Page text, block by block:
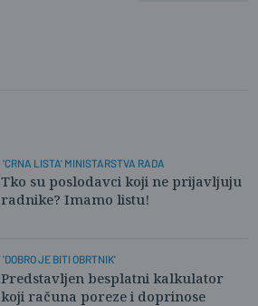
'CRNA LISTA' MINISTARSTVA RADA
Tko su poslodavci koji ne prijavljuju
radnike? Imamo listu!
'DOBRO JE BITI OBRTNIK'
Predstavljen besplatni kalkulator
koji računa poreze i doprinose